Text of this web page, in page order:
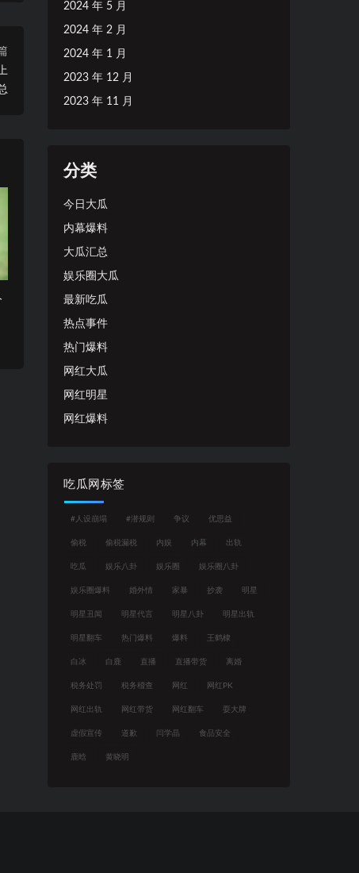
2024 年 5 月
2024 年 2 月
2024 年 1 月
2023 年 12 月
2023 年 11 月
分类
今日大瓜
内幕爆料
大瓜汇总
娱乐圈大瓜
最新吃瓜
热点事件
热门爆料
网红大瓜
网红明星
网红爆料
吃瓜网标签
#人设崩塌 #潜规则 争议 优思益
偷税 偷税漏税 内娱 内幕 出轨
吃瓜 娱乐八卦 娱乐圈 娱乐圈八卦
娱乐圈爆料 婚外情 家暴 抄袭 明星
明星丑闻 明星代言 明星八卦 明星出轨
明星翻车 热门爆料 爆料 王鹤棣
白冰 白鹿 直播 直播带货 离婚
税务处罚 税务稽查 网红 网红PK
网红出轨 网红带货 网红翻车 耍大牌
虚假宣传 道歉 闫学晶 食品安全
鹿晗 黄晓明